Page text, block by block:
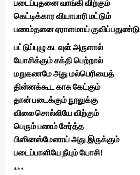
படைப்புதனை வாங்கி விற்கும்
கெட்டிக்கார வியாபாரி மட்டும்
பணம்தனை ஏராளமாய் குவிப்பதுண்டு
பட்டுப்புழு கடவுள் அருளால்
யோசிக்கும் சக்தி பெற்றால்
மறுகணமே அது மல்பெரியைத்
தின்னக்கூட காசு கேட்கும்
தான் படைக்கும் நூலுக்கு
விலை சொல்லியே விற்கும்
பெரும் பணம் சேர்த்த
பிஸினஸ்மேனாய் அது இருக்கும்
படைப்பாளியே நீயும் யோசி!
***